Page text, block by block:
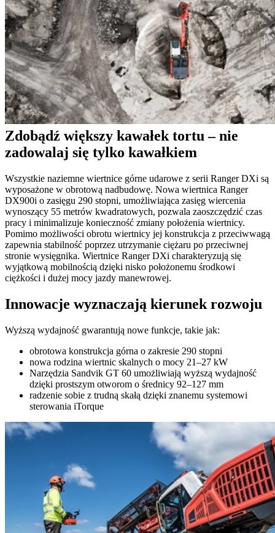
Zdobądź większy kawałek tortu – nie
zadowalaj się tylko kawałkiem
Wszystkie naziemne wiertnice górne udarowe z serii Ranger DXi są
wyposażone w obrotową nadbudowę. Nowa wiertnica Ranger
DX900i o zasięgu 290 stopni, umożliwiająca zasięg wiercenia
wynoszący 55 metrów kwadratowych, pozwala zaoszczędzić czas
pracy i minimalizuje konieczność zmiany położenia wiertnicy.
Pomimo możliwości obrotu wiertnicy jej konstrukcja z przeciwwagą
zapewnia stabilność poprzez utrzymanie ciężaru po przeciwnej
stronie wysięgnika. Wiertnice Ranger DXi charakteryzują się
wyjątkową mobilnością dzięki nisko położonemu środkowi
ciężkości i dużej mocy jazdy manewrowej.
Innowacje wyznaczają kierunek rozwoju
Wyższą wydajność gwarantują nowe funkcje, takie jak:
obrotowa konstrukcja górna o zakresie 290 stopni
nowa rodzina wiertnic skalnych o mocy 21–27 kW
Narzędzia Sandvik GT 60 umożliwiają wyższą wydajność
dzięki prostszym otworom o średnicy 92–127 mm
radzenie sobie z trudną skałą dzięki znanemu systemowi
sterowania iTorque